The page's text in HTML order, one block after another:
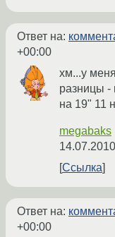
Ответ на:
+00:00
хм...у
разницы -
на 19" 11
megabaks
Ссылка
Ответ на:
+00:00